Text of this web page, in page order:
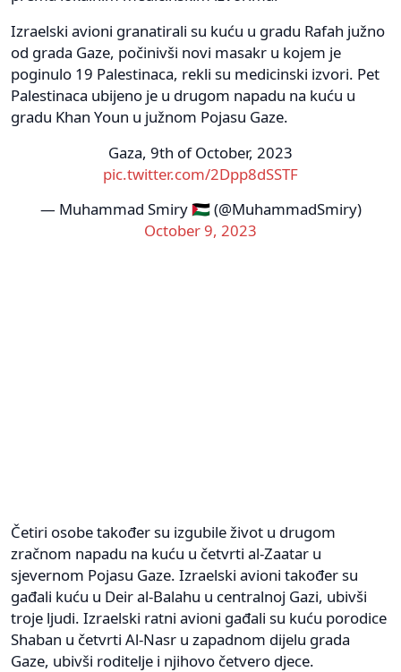
Izraelski avioni granatirali su kuću u gradu Rafah južno
od grada Gaze, počinivši novi masakr u kojem je
poginulo 19 Palestinaca, rekli su medicinski izvori. Pet
Palestinaca ubijeno je u drugom napadu na kuću u
gradu Khan Youn u južnom Pojasu Gaze.
Gaza, 9th of October, 2023
pic.twitter.com/2Dpp8dSSTF
— Muhammad Smiry 🇵🇸 (@MuhammadSmiry)
October 9, 2023
Četiri osobe također su izgubile život u drugom
zračnom napadu na kuću u četvrti al-Zaatar u
sjevernom Pojasu Gaze. Izraelski avioni također su
gađali kuću u Deir al-Balahu u centralnoj Gazi, ubivši
troje ljudi. Izraelski ratni avioni gađali su kuću porodice
Shaban u četvrti Al-Nasr u zapadnom dijelu grada
Gaze, ubivši roditelje i njihovo četvero djece.